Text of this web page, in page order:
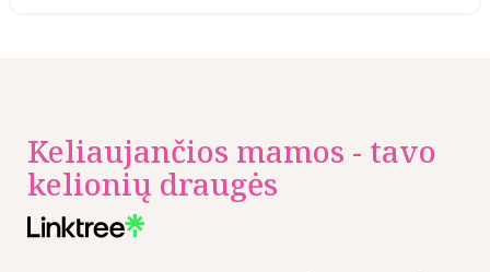
Keliaujančios mamos - tavo
kelionių draugės